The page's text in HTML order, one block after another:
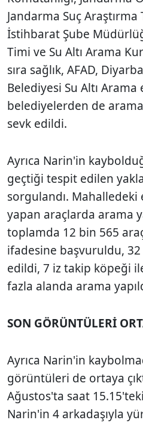
Jandarma Suç Araştırma
İstihbarat Şube
Timi ve Su Altı Arama
sıra sağlık, AFAD,
Belediyesi Su Altı
belediyelerden de
sevk edildi.
Ayrıca Narin'in
geçtiği tespit edilen
sorgulandı.
yapan araçlarda arama
toplamda 12 bin 565
ifadesine başvuruldu,
edildi, 7 iz takip köpeği
fazla alanda arama
SON GÖRÜNTÜLERİ
Ayrıca Narin'in
görüntüleri de ortaya
Ağustos'ta saat
Narin'in 4 arkadaşıyla